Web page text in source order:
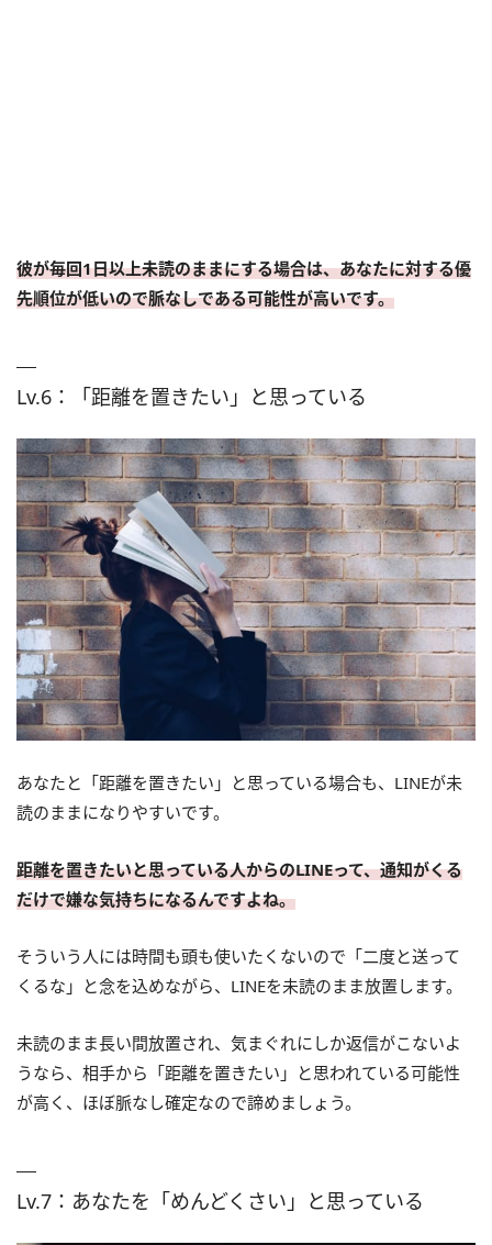
彼が毎回1日以上未読のままにする場合は、あなたに対する優
先順位が低いので脈なしである可能性が高いです。
Lv.6：「距離を置きたい」と思っている
あなたと「距離を置きたい」と思っている場合も、LINEが未
読のままになりやすいです。
距離を置きたいと思っている人からのLINEって、通知がくる
だけで嫌な気持ちになるんですよね。
そういう人には時間も頭も使いたくないので「二度と送って
くるな」と念を込めながら、LINEを未読のまま放置します。
未読のまま長い間放置され、気まぐれにしか返信がこないよ
うなら、相手から「距離を置きたい」と思われている可能性
が高く、ほぼ脈なし確定なので諦めましょう。
Lv.7：あなたを「めんどくさい」と思っている